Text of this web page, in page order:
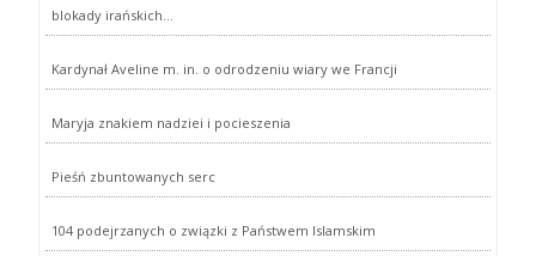
blokady irańskich...
Kardynał Aveline m. in. o odrodzeniu wiary we Francji
Maryja znakiem nadziei i pocieszenia
Pieśń zbuntowanych serc
104 podejrzanych o związki z Państwem Islamskim